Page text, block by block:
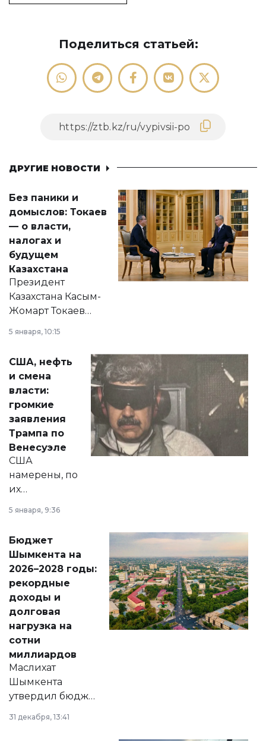
Поделиться статьей:
ДРУГИЕ НОВОСТИ
Без паники и
домыслов: Токаев
— о власти,
налогах и
будущем
Казахстана
Президент
Казахстана Касым-
Жомарт Токаев
сразу несколько
актуальных тем —
от слухов о
политических
реформах до
вопросов армии,
экономики и
личного здоровья.
5 января, 10:15
США, нефть
и смена
власти:
громкие
заявления
Трампа по
Венесуэле
США
намерены, по
их
принести
народу
Венесуэлы.
5 января, 9:36
Бюджет
Шымкента на
2026–2028 годы:
рекордные
доходы и
долговая
нагрузка на
сотни
миллиардов
Маслихат
Шымкента
утвердил бюджет
города на 2026–
2028 годы.
31 декабря, 13:41